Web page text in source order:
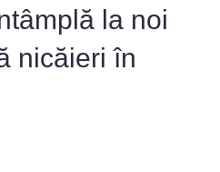
la noi
nicăieri în